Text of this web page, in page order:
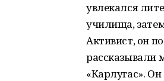
увлекался
училища,
Активист, он
рассказывали
«Карлугас».